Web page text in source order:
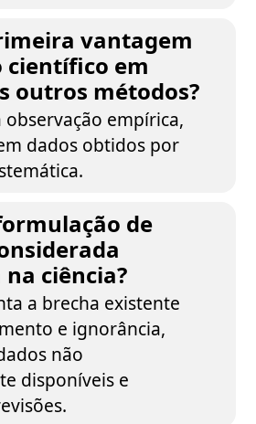
vantagem
científico em
outros métodos?
observação empírica,
dados obtidos por
de
ciência?
a brecha existente
e ignorância,
não
disponíveis e